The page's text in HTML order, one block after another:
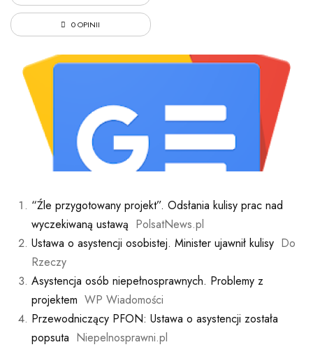
0 OPINII
“Źle przygotowany projekt”. Odsłania kulisy prac nad
wyczekiwaną ustawą PolsatNews.pl
Ustawa o asystencji osobistej. Minister ujawnił kulisy Do
Rzeczy
Asystencja osób niepełnosprawnych. Problemy z
projektem WP Wiadomości
Przewodniczący PFON: Ustawa o asystencji została
popsuta Niepelnosprawni.pl